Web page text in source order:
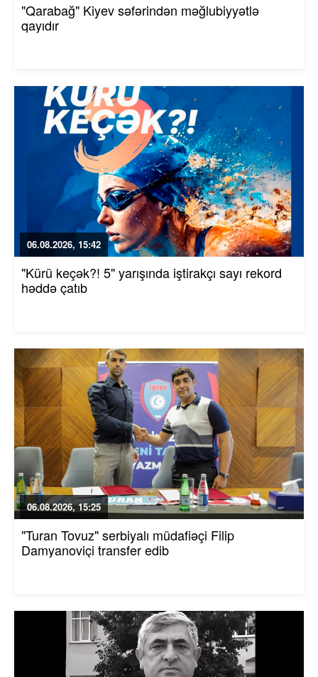
"Qarabağ" Kiyev səfərindən məğlubiyyətlə
qayıdır
06.08.2026, 15:42
"Kürü keçək?! 5" yarışında iştirakçı sayı rekord
həddə çatıb
06.08.2026, 15:25
"Turan Tovuz" serbiyalı müdafiəçi Filip
Damyanoviçi transfer edib